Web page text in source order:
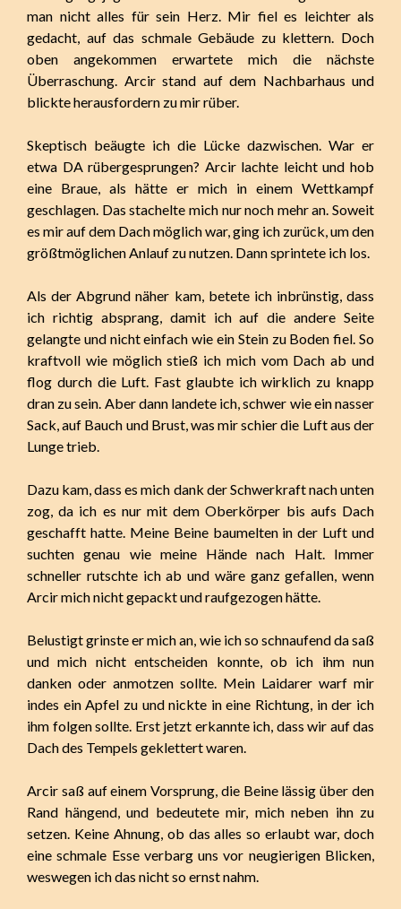
man nicht alles für sein Herz. Mir fiel es leichter als
gedacht, auf das schmale Gebäude zu klettern. Doch
oben angekommen erwartete mich die nächste
Überraschung. Arcir stand auf dem Nachbarhaus und
blickte herausfordern zu mir rüber.
Skeptisch beäugte ich die Lücke dazwischen. War er
etwa DA rübergesprungen? Arcir lachte leicht und hob
eine Braue, als hätte er mich in einem Wettkampf
geschlagen. Das stachelte mich nur noch mehr an. Soweit
es mir auf dem Dach möglich war, ging ich zurück, um den
größtmöglichen Anlauf zu nutzen. Dann sprintete ich los.
Als der Abgrund näher kam, betete ich inbrünstig, dass
ich richtig absprang, damit ich auf die andere Seite
gelangte und nicht einfach wie ein Stein zu Boden fiel. So
kraftvoll wie möglich stieß ich mich vom Dach ab und
flog durch die Luft. Fast glaubte ich wirklich zu knapp
dran zu sein. Aber dann landete ich, schwer wie ein nasser
Sack, auf Bauch und Brust, was mir schier die Luft aus der
Lunge trieb.
Dazu kam, dass es mich dank der Schwerkraft nach unten
zog, da ich es nur mit dem Oberkörper bis aufs Dach
geschafft hatte. Meine Beine baumelten in der Luft und
suchten genau wie meine Hände nach Halt. Immer
schneller rutschte ich ab und wäre ganz gefallen, wenn
Arcir mich nicht gepackt und raufgezogen hätte.
Belustigt grinste er mich an, wie ich so schnaufend da saß
und mich nicht entscheiden konnte, ob ich ihm nun
danken oder anmotzen sollte. Mein Laidarer warf mir
indes ein Apfel zu und nickte in eine Richtung, in der ich
ihm folgen sollte. Erst jetzt erkannte ich, dass wir auf das
Dach des Tempels geklettert waren.
Arcir saß auf einem Vorsprung, die Beine lässig über den
Rand hängend, und bedeutete mir, mich neben ihn zu
setzen. Keine Ahnung, ob das alles so erlaubt war, doch
eine schmale Esse verbarg uns vor neugierigen Blicken,
weswegen ich das nicht so ernst nahm.